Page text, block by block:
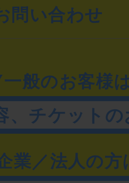
問い合わせ
般のお客様
、チケット
業／法人の方